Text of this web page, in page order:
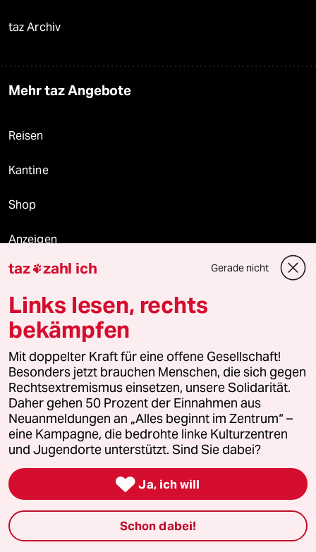
taz Archiv
Mehr taz Angebote
Reisen
Kantine
Shop
Anzeigen
Fragen & Hilfe
Aboservice
ePaper Login
Downloads für Abonnierende
© 2026 taz Verlags und Vertriebs GmbH
Alle Rechte vorbehalten. Bei rechtlichen Fragen oder für Genehmigungen
wenden Sie sich bitte an
taz zahl ich Gerade nicht
Links lesen, rechts
bekämpfen
Mit doppelter Kraft für eine offene Gesellschaft!
Besonders jetzt brauchen Menschen, die sich gegen
Rechtsextremismus einsetzen, unsere Solidarität.
Daher gehen 50 Prozent der Einnahmen aus
Neuanmeldungen an „Alles beginnt im Zentrum“ –
eine Kampagne, die bedrohte linke Kulturzentren
und Jugendorte unterstützt. Sind Sie dabei?
 Ja, ich will
Schon dabei!